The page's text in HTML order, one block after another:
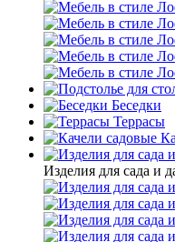
Беседки
Террасы
Изделия для сада и